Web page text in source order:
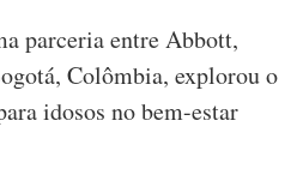
parceria entre Abbott,
Colômbia, explorou o
idosos no bem-estar